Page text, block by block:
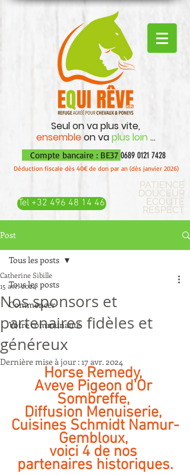
Seul on va plus vite,
ensembleon vaplus loin...
Compte bancaire : BE37 0689 0121 7428
Déduction fiscale dès 40€ de don par an (dès janvier 2026)
PATIENCE
DOUCEUR
ECOUTE
RESPECT
Tel +32 496 48 14 46
Post
Tous les posts
Commencer
Votre communauté
Tous les posts
Nos sponsors et
partenaires fidèles et
généreux
Catherine Sibille
15 avr. 2024
Dernière mise à jour :17 avr. 2024
Horse Remedy,
Aveve Pigeon d'Or
Sombreffe,
Diffusion Menuiserie,
Cuisines Schmidt Namur-
Gembloux,
voici 4 de nos
partenaires historiques.